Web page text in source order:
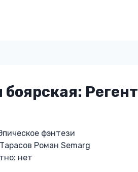
боярская: Регент
фэнтези
Роман Semarg
нет